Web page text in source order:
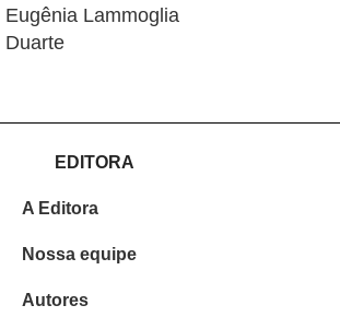
Eugênia Lammoglia
Duarte
EDITORA
A Editora
Nossa equipe
Autores